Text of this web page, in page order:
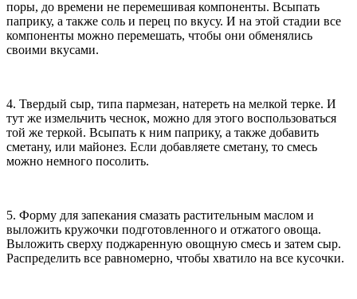
поры, до времени не перемешивая компоненты. Всыпать
паприку, а также соль и перец по вкусу. И на этой стадии все
компоненты можно перемешать, чтобы они обменялись
своими вкусами.
4. Твердый сыр, типа пармезан, натереть на мелкой терке. И
тут же измельчить чеснок, можно для этого воспользоваться
той же теркой. Всыпать к ним паприку, а также добавить
сметану, или майонез. Если добавляете сметану, то смесь
можно немного посолить.
5. Форму для запекания смазать растительным маслом и
выложить кружочки подготовленного и отжатого овоща.
Выложить сверху поджаренную овощную смесь и затем сыр.
Распределить все равномерно, чтобы хватило на все кусочки.